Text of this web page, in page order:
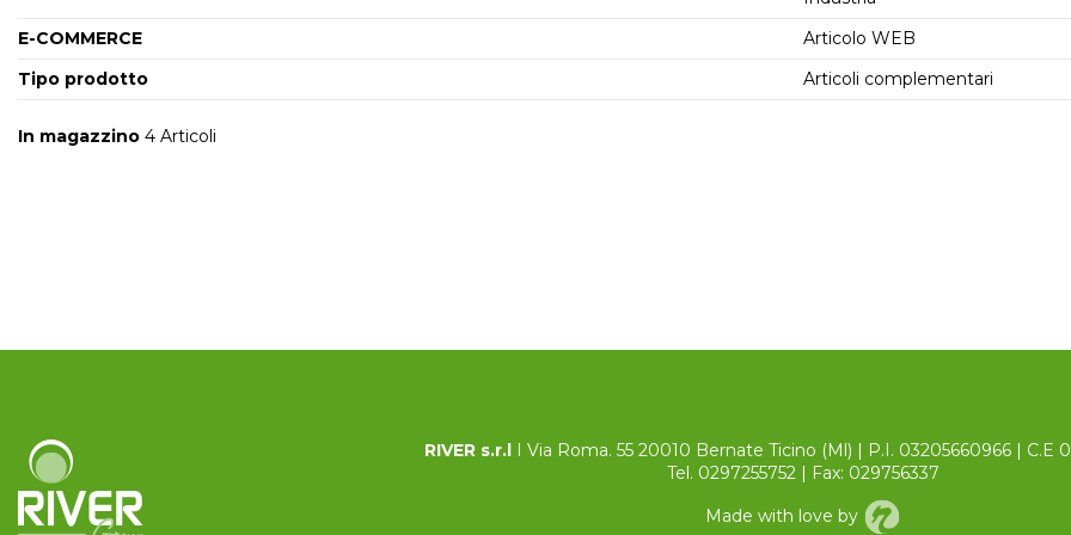
E-COMMERCE
Articolo WEB
Tipo prodotto
Articoli complementari
In magazzino 4 Articoli
RIVER s.r.l I Via Roma. 55 20010 Bernate Ticino (Ml) | P.I. 03205660966 | C.E
Tel. 0297255752 | Fax: 029756337
Made with love by